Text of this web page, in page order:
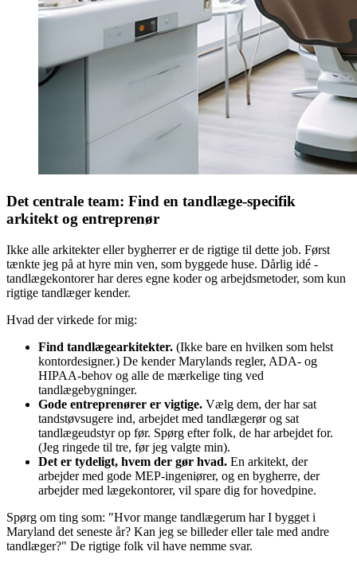
Det centrale team: Find en tandlæge-specifik
arkitekt og entreprenør
Ikke alle arkitekter eller bygherrer er de rigtige til dette job. Først
tænkte jeg på at hyre min ven, som byggede huse. Dårlig idé -
tandlægekontorer har deres egne koder og arbejdsmetoder, som kun
rigtige tandlæger kender.
Hvad der virkede for mig:
Find tandlægearkitekter. (Ikke bare en hvilken som helst
kontordesigner.) De kender Marylands regler, ADA- og
HIPAA-behov og alle de mærkelige ting ved
tandlægebygninger.
Gode entreprenører er vigtige. Vælg dem, der har sat
tandstøvsugere ind, arbejdet med tandlægerør og sat
tandlægeudstyr op før. Spørg efter folk, de har arbejdet for.
(Jeg ringede til tre, før jeg valgte min).
Det er tydeligt, hvem der gør hvad. En arkitekt, der
arbejder med gode MEP-ingeniører, og en bygherre, der
arbejder med lægekontorer, vil spare dig for hovedpine.
Spørg om ting som: "Hvor mange tandlægerum har I bygget i
Maryland det seneste år? Kan jeg se billeder eller tale med andre
tandlæger?" De rigtige folk vil have nemme svar.